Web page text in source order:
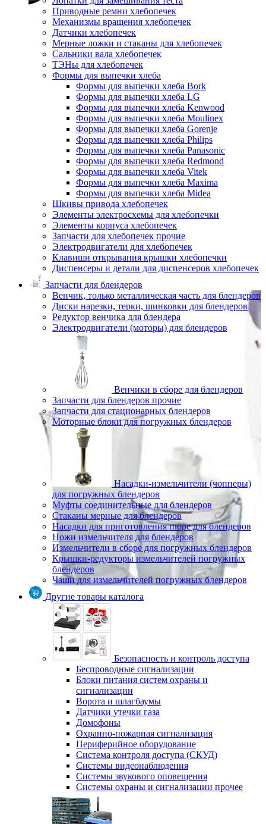
Приводные ремни хлебопечек
Механизмы вращения хлебопечек
Датчики хлебопечек
Мерные ложки и стаканы для хлебопечек
Сальники вала хлебопечек
ТЭНы для хлебопечек
Формы для выпечки хлеба
Формы для выпечки хлеба Bork
Формы для выпечки хлеба LG
Формы для выпечки хлеба Kenwood
Формы для выпечки хлеба Moulinex
Формы для выпечки хлеба Gorenje
Формы для выпечки хлеба Philips
Формы для выпечки хлеба Panasonic
Формы для выпечки хлеба Redmond
Формы для выпечки хлеба Vitek
Формы для выпечки хлеба Maxima
Формы для выпечки хлеба Midea
Шкивы привода хлебопечек
Элементы электросхемы для хлебопечки
Элементы корпуса хлебопечек
Запчасти для хлебопечек прочие
Электродвигатели для хлебопечек
Клавиши открывания крышки хлебопечки
Диспенсеры и детали для диспенсеров хлебопечек
Запчасти для блендеров
Венчик, только металлическая часть для блендеров
Диски нарезки, терки, шинковки для блендеров
Редуктор венчика для блендера
Электродвигатели (моторы) для блендеров
Венчики в сборе для блендеров
Запчасти для блендеров прочие
Запчасти для стационарных блендеров
Моторные блоки для погружных блендеров
Насадки-измельчители (чопперы)
для погружных блендеров
Муфты соединительные для блендеров
Стаканы мерные для блендеров
Насадки для приготовления пюре для блендеров
Ножи измельчителя для блендеров
Измельчители в сборе для погружных блендеров
Крышки-редукторы измельчителей погружных
блендеров
Чаши для измельчителей погружных блендеров
Другие товары каталога
Безопасность и контроль доступа
Беспроводные сигнализации
Блоки питания систем охраны и
сигнализации
Ворота и шлагбаумы
Датчики утечки газа
Домофоны
Охранно-пожарная сигнализация
Периферийное оборудование
Система контроля доступа (СКУД)
Системы видеонаблюдения
Системы звукового оповещения
Системы охраны и сигнализации прочее